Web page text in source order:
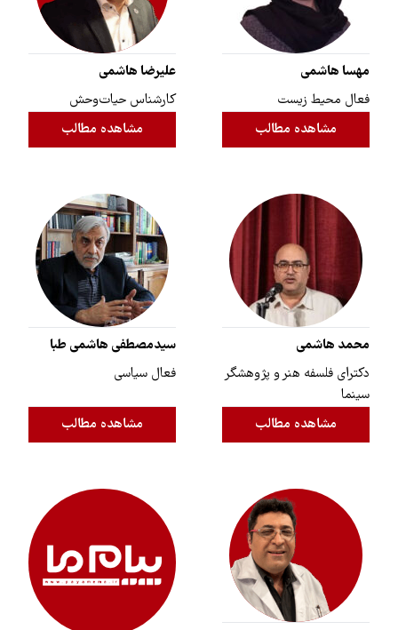
مهسا هاشمی
فعال محیط زیست
مشاهده مطالب
علیرضا هاشمی
کارشناس حیات‌وحش
مشاهده مطالب
محمد هاشمی
دکترای فلسفه هنر و پژوهشگر
سینما
مشاهده مطالب
سیدمصطفی هاشمی طبا
فعال سیاسی
مشاهده مطالب